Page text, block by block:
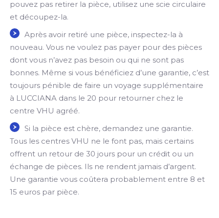
pouvez pas retirer la pièce, utilisez une scie circulaire
et découpez-la.
Après avoir retiré une pièce, inspectez-la à
nouveau. Vous ne voulez pas payer pour des pièces
dont vous n’avez pas besoin ou qui ne sont pas
bonnes. Même si vous bénéficiez d’une garantie, c’est
toujours pénible de faire un voyage supplémentaire
à LUCCIANA dans le 20 pour retourner chez le
centre VHU agréé.
Si la pièce est chère, demandez une garantie.
Tous les centres VHU ne le font pas, mais certains
offrent un retour de 30 jours pour un crédit ou un
échange de pièces. Ils ne rendent jamais d’argent.
Une garantie vous coûtera probablement entre 8 et
15 euros par pièce.